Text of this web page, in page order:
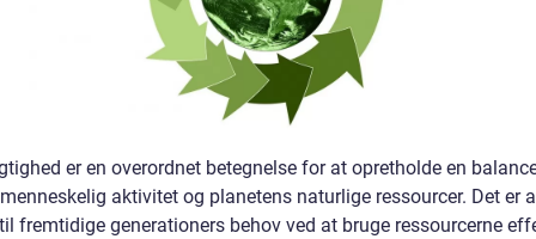
er en overordnet betegnelse for at opretholde en
aktivitet og planetens naturlige ressourcer. Det er
fremtidige generationers behov ved at bruge ressourcerne